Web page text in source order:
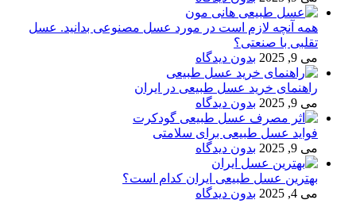
همه آنچه لازم است در مورد عسل مصنوعی بدانید. عسل
تقلبی با صنعتی؟
می 9, 2025
بدون دیدگاه
راهنمای خرید عسل طبیعی در ایران
می 9, 2025
بدون دیدگاه
فواید عسل طبیعی برای سلامتی
می 9, 2025
بدون دیدگاه
بهترین عسل طبیعی ایران کدام است؟
می 4, 2025
بدون دیدگاه